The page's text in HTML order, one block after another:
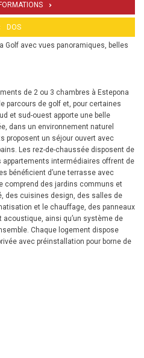
DOS
Golf avec vues panoramiques, belles
de 2 ou 3 chambres à Estepona
parcours de golf et, pour certaines
et sud-ouest apporte une belle
dans un environnement naturel
proposent un séjour ouvert avec
Les rez-de-chaussée disposent de
intermédiaires offrent de
bénéficient d’une terrasse avec
comprend des jardins communs et
des cuisines design, des salles de
et le chauffage, des panneaux
ainsi qu’un système de
Chaque logement dispose
avec préinstallation pour borne de